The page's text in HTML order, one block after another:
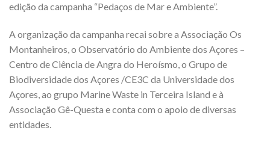
edição da campanha “Pedaços de Mar e Ambiente”.
A organização da campanha recai sobre a Associação Os
Montanheiros, o Observatório do Ambiente dos Açores –
Centro de Ciência de Angra do Heroísmo, o Grupo de
Biodiversidade dos Açores /CE3C da Universidade dos
Açores, ao grupo Marine Waste in Terceira Island e à
Associação Gê-Questa e conta com o apoio de diversas
entidades.